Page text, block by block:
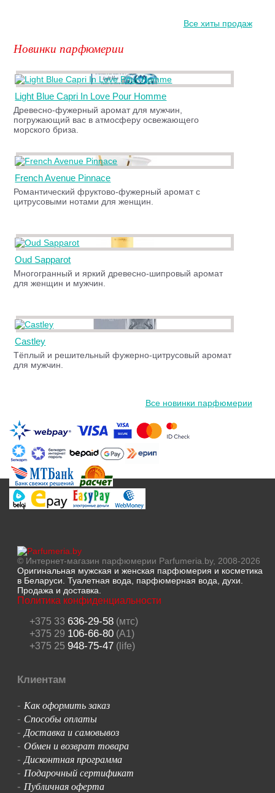
Все хиты продаж
Новинки парфюмерии
Light Blue Capri In Love Pour Homme
Древесно-фужерный аромат для мужчин,
погружающий вас в атмосферу освежающего
морского бриза.
French Avenue Pinnace
Романтический фруктово-фужерный аромат с
цитрусовыми нотами для женщин.
Oud Sapparot
Многогранный и яркий древесно-шипровый аромат
для женщин и мужчин.
Castley
Тёплый и решительный фужерно-цитрусовый аромат
для мужчин.
Все новинки парфюмерии
© Интернет-магазин парфюмерии Parfumeria.by, 2008-2026
Оригинальная мужская и женская парфюмерия и косметика
в Беларуси. Туалетная вода, парфюмерная вода, духи.
Продажа и доставка.
Политика конфиденциальности
+375 33 636-29-58(мтс)
+375 29 106-66-80(A1)
+375 25 948-75-47(life)
Клиентам
- Как оформить заказ
- Способы оплаты
-Доставка и самовывоз
- Обмен и возврат товара
-Дисконтная программа
- Подарочный сертификат
- Публичная оферта